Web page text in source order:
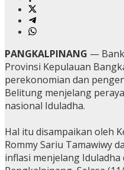
PANGKALPINANG —
Provinsi Kepulauan
perekonomian dan
Belitung menjelang
nasional Iduladha.
Hal itu disampaikan oleh
Rommy Sariu Tamawiwy
inflasi menjelang